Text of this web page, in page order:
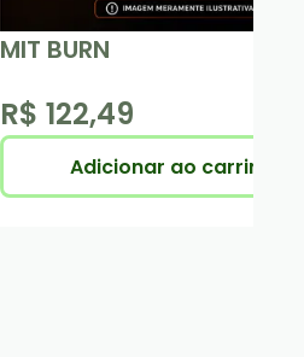
MIT BURN
R$ 122,49
Adicionar ao carrinho